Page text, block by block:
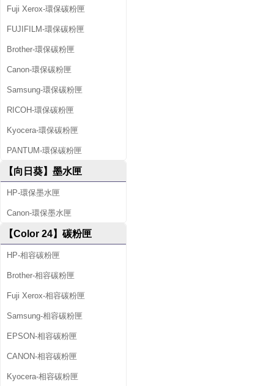
Fuji Xerox-環保碳粉匣
FUJIFILM-環保碳粉匣
Brother-環保碳粉匣
Canon-環保碳粉匣
Samsung-環保碳粉匣
RICOH-環保碳粉匣
Kyocera-環保碳粉匣
PANTUM-環保碳粉匣
【向日葵】墨水匣
HP-環保墨水匣
Canon-環保墨水匣
【Color 24】碳粉匣
HP-相容碳粉匣
Brother-相容碳粉匣
Fuji Xerox-相容碳粉匣
Samsung-相容碳粉匣
EPSON-相容碳粉匣
CANON-相容碳粉匣
Kyocera-相容碳粉匣